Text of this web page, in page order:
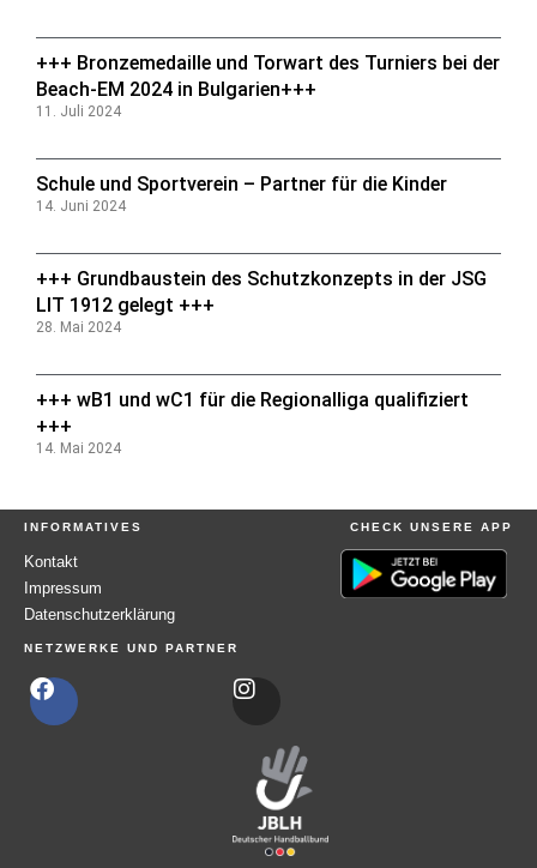
+++ Bronzemedaille und Torwart des Turniers bei der
Beach-EM 2024 in Bulgarien+++
11. Juli 2024
Schule und Sportverein – Partner für die Kinder
14. Juni 2024
+++ Grundbaustein des Schutzkonzepts in der JSG
LIT 1912 gelegt +++
28. Mai 2024
+++ wB1 und wC1 für die Regionalliga qualifiziert
+++
14. Mai 2024
INFORMATIVES
Kontakt
Impressum
Datenschutzerklärung
CHECK UNSERE APP
NETZWERKE UND PARTNER
F
t
a
g
r
a